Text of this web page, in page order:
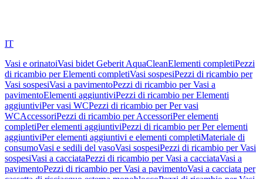
IT
Vasi e orinatoiVasi bidet Geberit AquaCleanElementi completiPezzi
di ricambio per Elementi completiVasi sospesiPezzi di ricambio per
Vasi sospesiVasi a pavimentoPezzi di ricambio per Vasi a
pavimentoElementi aggiuntiviPezzi di ricambio per Elementi
aggiuntiviPer vasi WCPezzi di ricambio per Per vasi
WCAccessoriPezzi di ricambio per AccessoriPer elementi
completiPer elementi aggiuntiviPezzi di ricambio per Per elementi
aggiuntiviPer elementi aggiuntivi e elementi completiMateriale di
consumoVasi e sedili del vasoVasi sospesiPezzi di ricambio per Vasi
sospesiVasi a cacciataPezzi di ricambio per Vasi a cacciataVasi a
pavimentoPezzi di ricambio per Vasi a pavimentoVasi a cacciata per